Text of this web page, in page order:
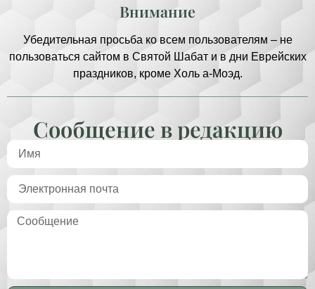
Внимание
Убедительная просьба ко всем пользователям – не
пользоваться сайтом в Святой Шабат и в дни Еврейских
праздников, кроме Холь а-Моэд.
Сообщение в редакцию